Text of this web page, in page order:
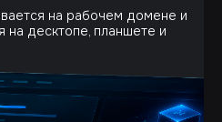
на рабочем домене и
на десктопе, планшете и